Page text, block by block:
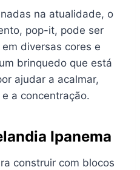
na atualidade, o
pop-it, pode ser
diversas cores e
brinquedo que está
ajudar a acalmar,
a concentração.
Ipanema
construir com blocos